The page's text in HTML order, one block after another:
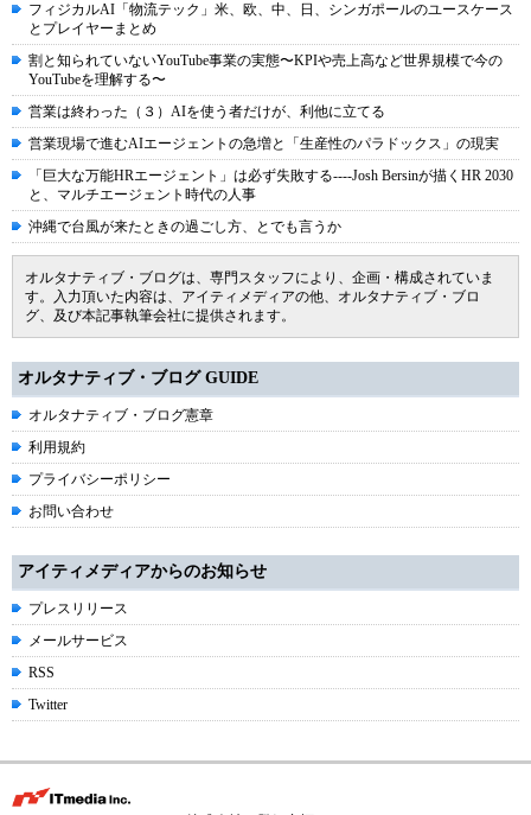
フィジカルAI「物流テック」米、欧、中、日、シンガポールのユースケース
とプレイヤーまとめ
割と知られていないYouTube事業の実態〜KPIや売上高など世界規模で今の
YouTubeを理解する〜
営業は終わった（３）AIを使う者だけが、利他に立てる
営業現場で進むAIエージェントの急増と「生産性のパラドックス」の現実
「巨大な万能HRエージェント」は必ず失敗する----Josh Bersinが描くHR 2030
と、マルチエージェント時代の人事
沖縄で台風が来たときの過ごし方、とでも言うか
オルタナティブ・ブログは、専門スタッフにより、企画・構成されていま
す。入力頂いた内容は、アイティメディアの他、オルタナティブ・ブロ
グ、及び本記事執筆会社に提供されます。
オルタナティブ・ブログ GUIDE
オルタナティブ・ブログ憲章
利用規約
プライバシーポリシー
お問い合わせ
アイティメディアからのお知らせ
プレスリリース
メールサービス
RSS
Twitter